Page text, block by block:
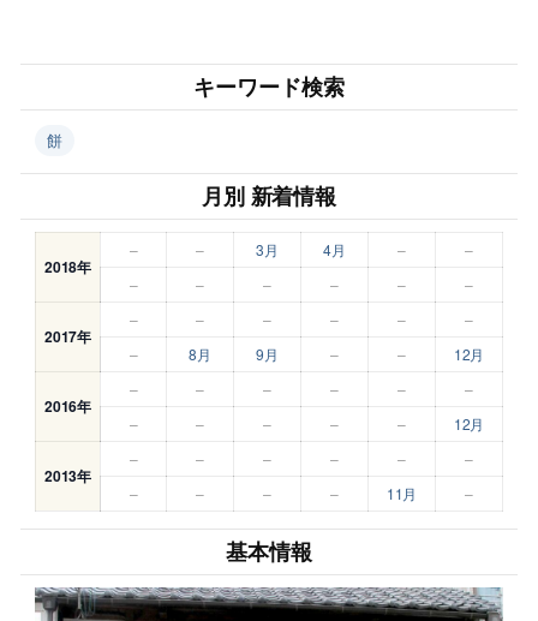
キーワード検索
餅
月別 新着情報
2018年
– – 3月 4月 –
–
–
– – – – –
2017年
– – – – –
–
–
8月 9月 – – 12月
2016年
– – – – –
–
–
– – – – 12月
2013年
– – – – –
–
–
– – – 11月 –
基本情報